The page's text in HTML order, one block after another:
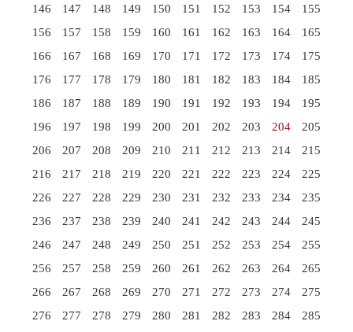
146
147 148 149 150 151 152 153 154
155
156
157 158 159 160 161 162 163 164
165
166
167 168 169 170 171 172 173 174
175
176
177 178 179 180 181 182 183 184
185
186
187 188 189 190 191 192 193 194
195
196
197 198 199 200 201 202 203 204
205
206
207 208 209 210 211 212 213 214
215
216
217 218 219 220 221 222 223 224
225
226
227 228 229 230 231 232 233 234
235
236
237 238 239 240 241 242 243 244
245
246
247 248 249 250 251 252 253 254
255
256
257 258 259 260 261 262 263 264
265
266
267 268 269 270 271 272 273 274
275
276
277 278 279 280 281 282 283 284
285